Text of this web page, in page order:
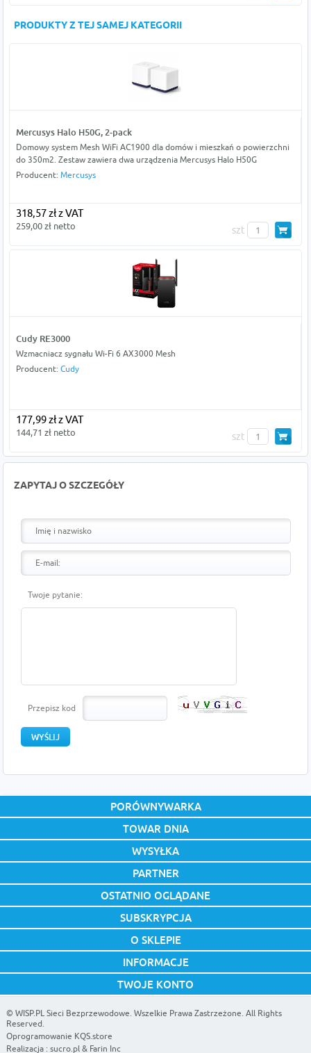
PRODUKTY Z TEJ SAMEJ KATEGORII
Mercusys Halo H50G, 2-pack
Domowy system Mesh WiFi AC1900 dla domów i mieszkań o powierzchni
do 350m2. Zestaw zawiera dwa urządzenia Mercusys Halo H50G
Producent: Mercusys
318,57 zł z VAT
259,00 zł netto szt
Cudy RE3000
Wzmacniacz sygnału Wi-Fi 6 AX3000 Mesh
Producent: Cudy
177,99 zł z VAT
144,71 zł netto szt
ZAPYTAJ O SZCZEGÓŁY
Twoje pytanie:
Przepisz kod
PORÓWNYWARKA
TOWAR DNIA
WYSYŁKA
PARTNER
OSTATNIO OGLĄDANE
SUBSKRYPCJA
O SKLEPIE
INFORMACJE
TWOJE KONTO
© WISP.PL Sieci Bezprzewodowe. Wszelkie Prawa Zastrzeżone. All Rights
Reserved.
Oprogramowanie KQS.store
Realizacja : sucro.pl& Farin Inc